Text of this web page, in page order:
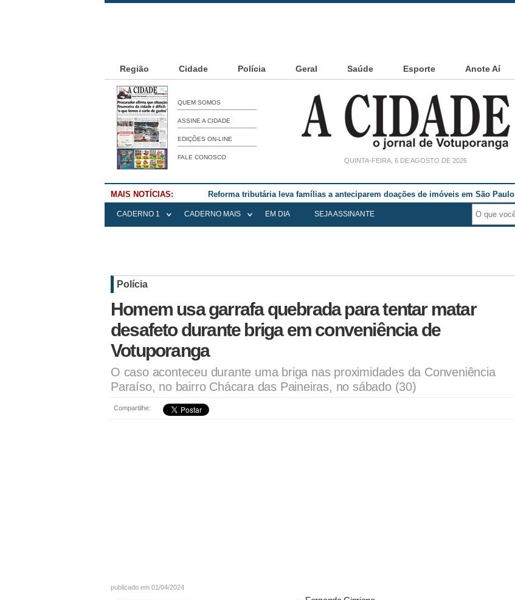
Região Cidade Polícia Geral Saúde Esporte Anote Aí
QUEM SOMOS
ASSINE A CIDADE
EDIÇÕES ON-LINE
FALE CONOSCO QUINTA-FEIRA, 6 DE AGOSTO DE 2026
MAIS NOTÍCIAS: Reforma tributária leva famílias a anteciparem doações de imóveis em São Paulo
CADERNO 1 CADERNO MAIS EM DIA SEJA ASSINANTE
Polícia
Homem usa garrafa quebrada para tentar matar
desafeto durante briga em conveniência de
Votuporanga
O caso aconteceu durante uma briga nas proximidades da Conveniência
Paraíso, no bairro Chácara das Paineiras, no sábado (30)
Compartilhe:
publicado em 01/04/2024